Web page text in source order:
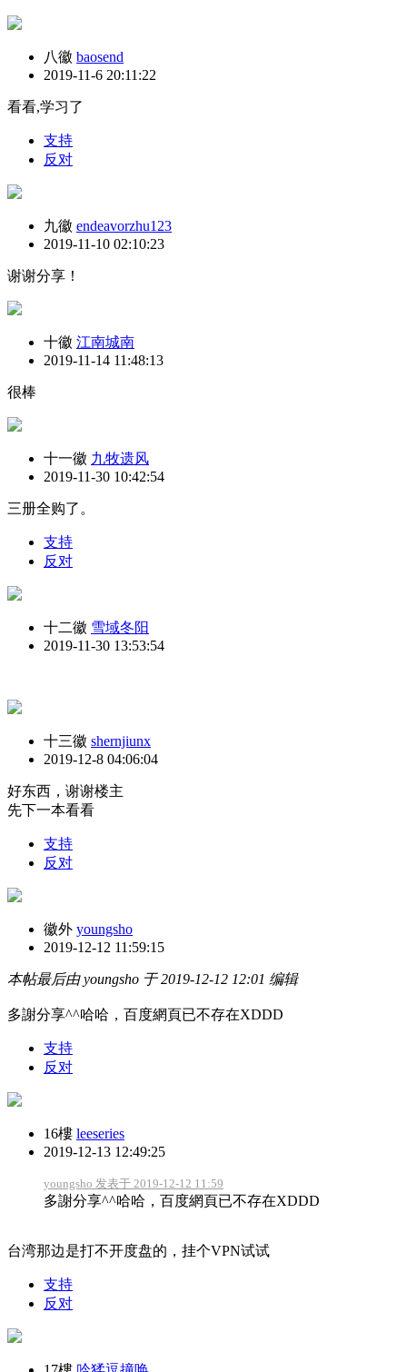
八徽 baosend
2019-11-6 20:11:22
看看,学习了
支持
反对
九徽 endeavorzhu123
2019-11-10 02:10:23
谢谢分享！
十徽 江南城南
2019-11-14 11:48:13
很棒
十一徽 九牧遗风
2019-11-30 10:42:54
三册全购了。
支持
反对
十二徽 雪域冬阳
2019-11-30 13:53:54
十三徽 shernjiunx
2019-12-8 04:06:04
好东西，谢谢楼主
先下一本看看
支持
反对
徽外 youngsho
2019-12-12 11:59:15
本帖最后由 youngsho 于 2019-12-12 12:01 编辑
多謝分享^^哈哈，百度網頁已不存在XDDD
支持
反对
16樓 leeseries
2019-12-13 12:49:25
youngsho 发表于 2019-12-12 11:59
多謝分享^^哈哈，百度網頁已不存在XDDD
台湾那边是打不开度盘的，挂个VPN试试
支持
反对